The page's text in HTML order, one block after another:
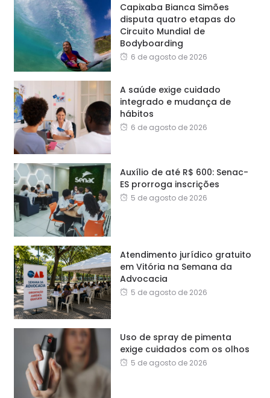
Capixaba Bianca Simões
disputa quatro etapas do
Circuito Mundial de
Bodyboarding
6 de agosto de 2026
A saúde exige cuidado
integrado e mudança de
hábitos
6 de agosto de 2026
Auxílio de até R$ 600: Senac-
ES prorroga inscrições
5 de agosto de 2026
Atendimento jurídico gratuito
em Vitória na Semana da
Advocacia
5 de agosto de 2026
Uso de spray de pimenta
exige cuidados com os olhos
5 de agosto de 2026